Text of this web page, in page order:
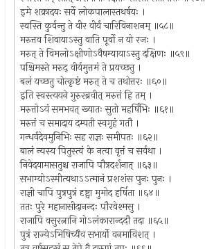
इमे शक्रादयः सर्वे लोकपालास्तथर्षयः ।
स्वस्ति कुर्वन्तु ते वीर वीर्यं चारिविनाशनम् ॥५८॥
मरुत्तव शिवायाऽस्तु वाति पूर्वो न यो रजः ।
मरुत् ते विमलोऽक्षीणोऽवैषम्यायाऽस्तु दक्षिणः ॥५९॥
पश्चिमस्ते मरुद् वीर्यमुत्तमं ते प्रयच्छतु ।
बलं यच्छतु चोत्कृष्टं मरुत् ते च तथोत्तरः ॥६०॥
इति स्वस्त्ययने गुरुरब्रवीत् मरुत्तं हि तम् ।
मरुत्तोऽयं समभवत् ख्यातः सुतो महर्षिभिः ॥६१॥
मरुत्तं च समादाय दम्पती स्वगृहं गतौ ।
गन्धर्वदेवमुनिभिः सह राज्ञः समीपतः ॥६२॥
बालं न्यस्य पितुस्त्वं के नत्वा वृत्तं च सर्वथा ।
निवेदयामासतुश्च राजापि पौत्रदर्शनात् ॥६३॥
सभाग्योऽस्मीत्यथाऽऽत्मानं प्रशशंस पुनः पुनः ।
राज्ञी चापि पुत्रपुत्रं दृष्ट्वा मुमोद हर्षिता ॥६४॥
ततः पुरे महानासीदानन्दः पौरवेश्मसु ।
राजापि वसुरत्नानि गोऽलंकारान्ददौ तदा ॥६५॥
पुत्रं राज्येऽभिषिच्यैव सभार्यो वनमाविशत् ।